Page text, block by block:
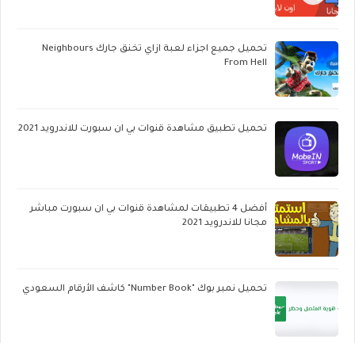
تحميل جميع اجزاء لعبة ازاي تخنق جارك Neighbours
From Hell
تحميل تطبيق مشاهدة قنوات بي ان سبورت للاندرويد 2021
أفضل 4 تطبيقات لمشاهدة قنوات بي ان سبورت مباشر
مجانا للاندرويد 2021
تحميل نمبر بوك "Number Book" كاشف الأرقام السعودي